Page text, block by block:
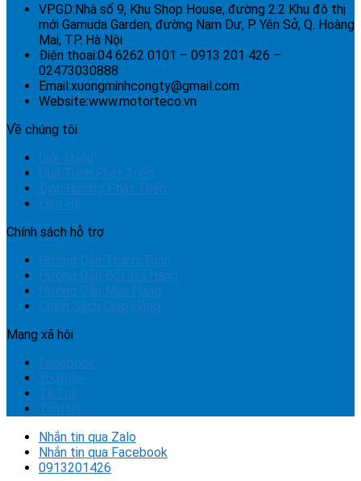
VPGD:Nhà số 9, Khu Shop House, đường 2.2 Khu đô thị
mới Gamuda Garden, đường Nam Dư, P. Yên Sở, Q. Hoàng
Mai, TP. Hà Nội
Điện thoại:04 6262 0101 – 0913 201 426 –
02473030888
Email:xuongminhcongty@gmail.com
Website:www.motorteco.vn
Về chúng tôi
Giới Thiệu
Quá Trình Phát Triển
Định Hướng Phát Triển
Liên Hệ
Chính sách hỗ trợ
Hướng Dẫn Thanh Toán
Hướng Dẫn Đổi Trả Hàng
Hướng Dẫn Mua Hàng
Chính Sách Giao Hàng
Mạng xã hội
Facebook
Youtube
TikTok
Twitter
Nhắn tin qua Zalo
Nhắn tin qua Facebook
0913201426